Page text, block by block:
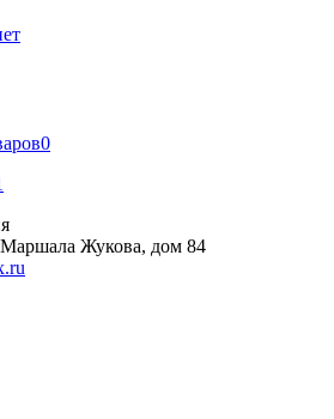
0
Жукова, дом 84